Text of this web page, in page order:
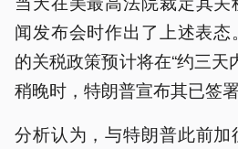
闻发布会时作出了上述表
的关税政策预计将在“约三天
稍晚时，特朗普宣布其已签
分析认为，与特朗普此前